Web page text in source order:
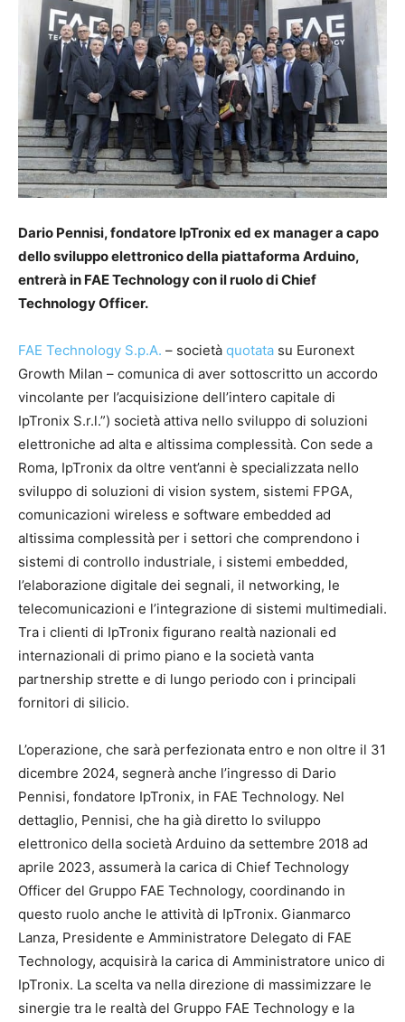
Dario Pennisi, fondatore IpTronix ed ex manager a capo
dello sviluppo elettronico della piattaforma Arduino,
entrerà in FAE Technology con il ruolo di Chief
Technology Officer.
FAE Technology S.p.A. – società quotata su Euronext
Growth Milan – comunica di aver sottoscritto un accordo
vincolante per l’acquisizione dell’intero capitale di
IpTronix S.r.l.”) società attiva nello sviluppo di soluzioni
elettroniche ad alta e altissima complessità. Con sede a
Roma, IpTronix da oltre vent’anni è specializzata nello
sviluppo di soluzioni di vision system, sistemi FPGA,
comunicazioni wireless e software embedded ad
altissima complessità per i settori che comprendono i
sistemi di controllo industriale, i sistemi embedded,
l’elaborazione digitale dei segnali, il networking, le
telecomunicazioni e l’integrazione di sistemi multimediali.
Tra i clienti di IpTronix figurano realtà nazionali ed
internazionali di primo piano e la società vanta
partnership strette e di lungo periodo con i principali
fornitori di silicio.
L’operazione, che sarà perfezionata entro e non oltre il 31
dicembre 2024, segnerà anche l’ingresso di Dario
Pennisi, fondatore IpTronix, in FAE Technology. Nel
dettaglio, Pennisi, che ha già diretto lo sviluppo
elettronico della società Arduino da settembre 2018 ad
aprile 2023, assumerà la carica di Chief Technology
Officer del Gruppo FAE Technology, coordinando in
questo ruolo anche le attività di IpTronix. Gianmarco
Lanza, Presidente e Amministratore Delegato di FAE
Technology, acquisirà la carica di Amministratore unico di
IpTronix. La scelta va nella direzione di massimizzare le
sinergie tra le realtà del Gruppo FAE Technology e la